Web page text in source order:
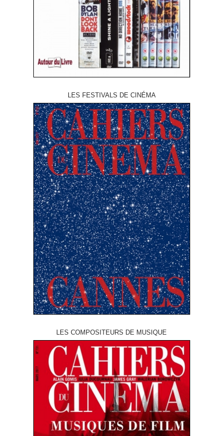
LES FESTIVALS DE CINÉMA
LES COMPOSITEURS DE MUSIQUE